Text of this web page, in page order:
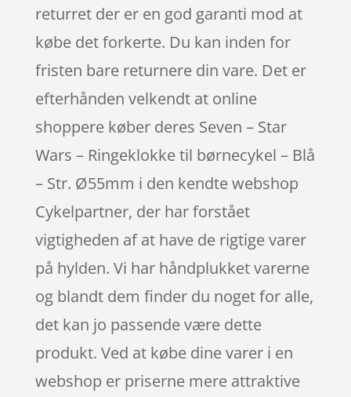
returret der er en god garanti mod at
købe det forkerte. Du kan inden for
fristen bare returnere din vare. Det er
efterhånden velkendt at online
shoppere køber deres Seven – Star
Wars – Ringeklokke til børnecykel – Blå
– Str. Ø55mm i den kendte webshop
Cykelpartner, der har forstået
vigtigheden af at have de rigtige varer
på hylden. Vi har håndplukket varerne
og blandt dem finder du noget for alle,
det kan jo passende være dette
produkt. Ved at købe dine varer i en
webshop er priserne mere attraktive